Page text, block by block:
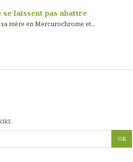
se laissent pas abattre
mère en Mercurochrome et...